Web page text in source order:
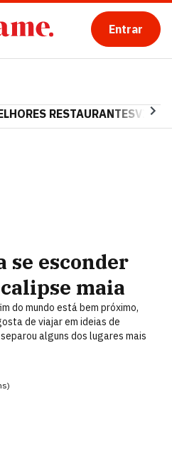
Entrar
RESTAURANTES
se esconder
maia
do mundo está bem próximo,
de viajar em ideias de
alguns dos lugares mais